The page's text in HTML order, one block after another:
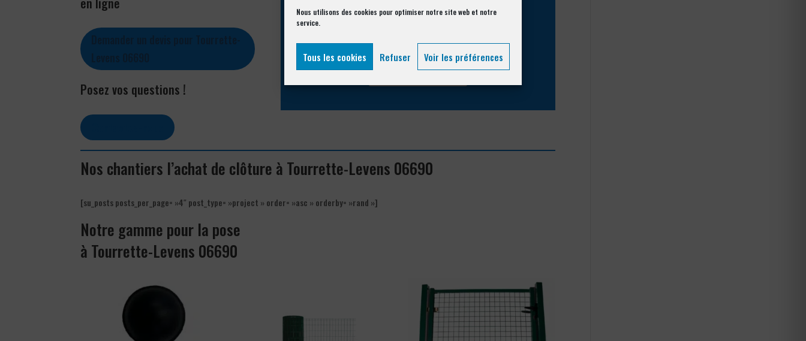
Nous utilisons des cookies pour optimiser notre site web et notre
service.
Tous les cookies Refuser Voir les préférences
Posez vos questions !
Appelez-nous !
04 93 74 33 76
Nos chantiers l’achat de clôture à Tourrette-Levens 06690
[su_posts posts_per_page= »4″ post_type= »project » order= »asc » orderby= »rand »]
Notre gamme pour la pose
à Tourrette-Levens 06690